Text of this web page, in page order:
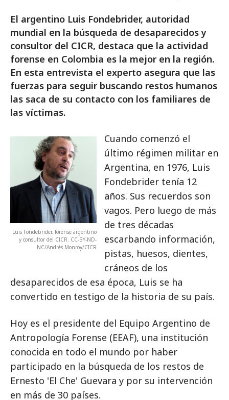
El argentino Luis Fondebrider, autoridad
mundial en la búsqueda de desaparecidos y
consultor del CICR, destaca que la actividad
forense en Colombia es la mejor en la región.
En esta entrevista el experto asegura que las
fuerzas para seguir buscando restos humanos
las saca de su contacto con los familiares de
las víctimas.
Luis Fondebrider, forense argentino
y consultor del CICR. CC-BY-ND-
NC/Andrés Monroy/CICR
Cuando comenzó el
último régimen militar en
Argentina, en 1976, Luis
Fondebrider tenía 12
años. Sus recuerdos son
vagos. Pero luego de más
de tres décadas
escarbando información,
pistas, huesos, dientes,
cráneos de los
desaparecidos de esa época, Luis se ha
convertido en testigo de la historia de su país.
Hoy es el presidente del Equipo Argentino de
Antropología Forense (EEAF), una institución
conocida en todo el mundo por haber
participado en la búsqueda de los restos de
Ernesto 'El Che' Guevara y por su intervención
en más de 30 países.